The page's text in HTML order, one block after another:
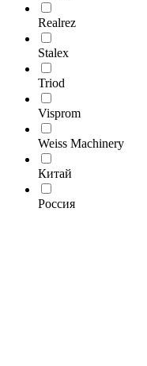
Realrez
Stalex
Triod
Visprom
Weiss Machinery
Китай
Россия